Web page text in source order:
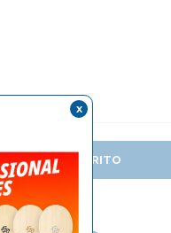
AÑADIR AL CARRITO
x